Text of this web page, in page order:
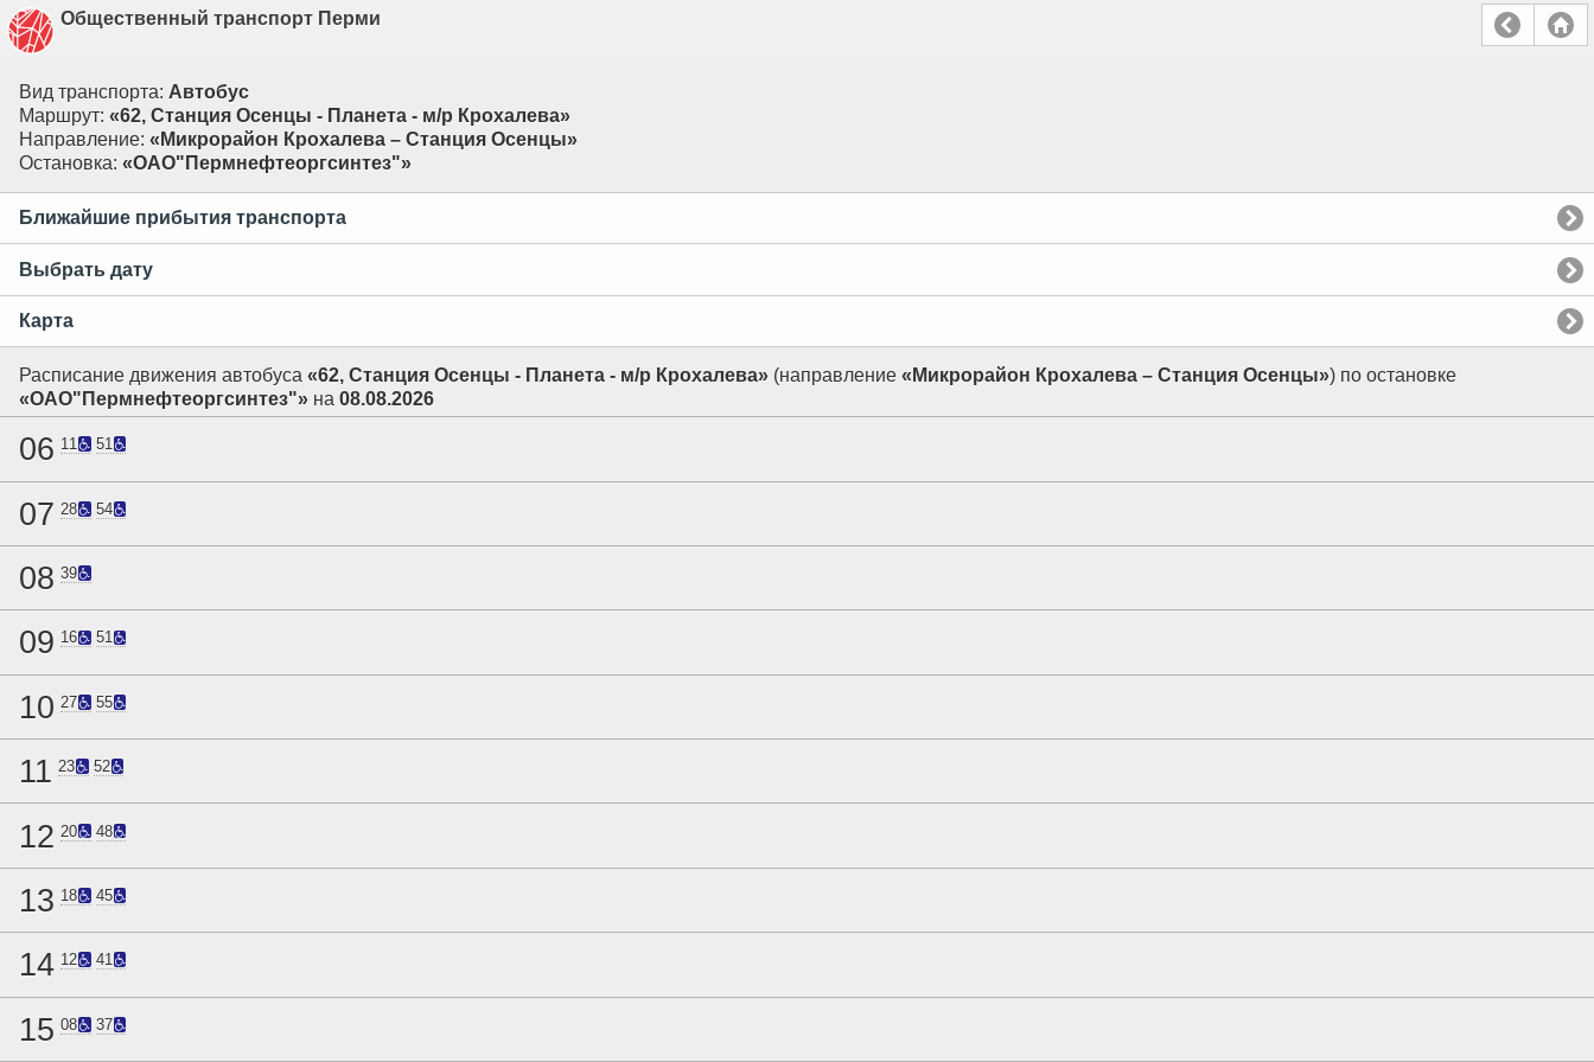
Общественный транспорт Перми
Вид транспорта: Автобус
Маршрут: «62, Станция Осенцы - Планета - м/р Крохалева»
Направление: «Микрорайон Крохалева – Станция Осенцы»
Остановка: «ОАО"Пермнефтеоргсинтез"»
Ближайшие прибытия транспорта
Выбрать дату
Карта
Расписание движения автобуса «62, Станция Осенцы - Планета - м/р Крохалева» (направление «Микрорайон Крохалева – Станция Осенцы») по остановке
«ОАО"Пермнефтеоргсинтез"» на 08.08.2026
06 11 51
07 28 54
08 39
09 16 51
10 27 55
11 23 52
12 20 48
13 18 45
14 12 41
15 08 37